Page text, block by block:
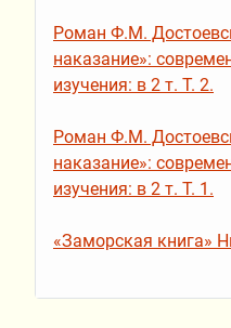
Роман Ф.М.
наказание»:
изучения: в 2 т. Т. 2.
Роман Ф.М.
наказание»:
изучения: в 2 т. Т. 1.
«Заморская книга»